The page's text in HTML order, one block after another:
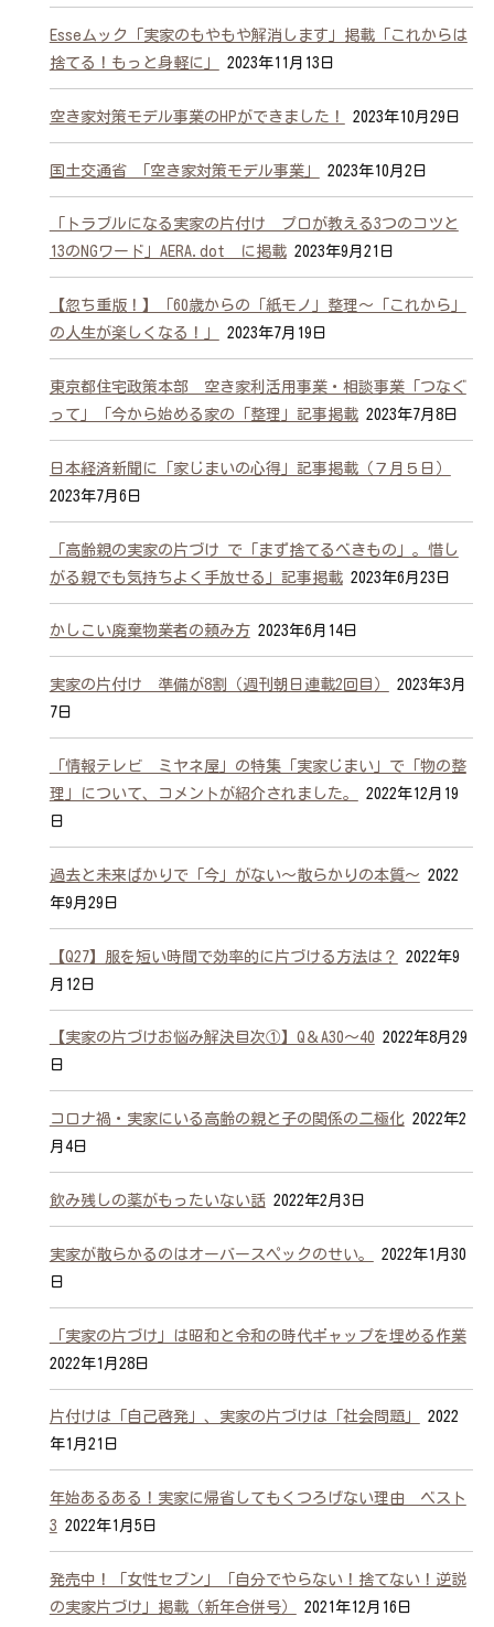
Esseムック「実家のもやもや解消します」掲載「これからは
捨てる！もっと身軽に」
2023年11月13日
空き家対策モデル事業のHPができました！ 2023年10月29日
国土交通省 「空き家対策モデル事業」 2023年10月2日
「トラブルになる実家の片付け プロが教える3つのコツと
13のNGワード」AERA.dot に掲載2023年9月21日
【忽ち重版！】「60歳からの「紙モノ」整理～「これから」
の人生が楽しくなる！」
2023年7月19日
東京都住宅政策本部 空き家利活用事業・相談事業「つなぐ
って」「今から始める家の「整理」記事掲載2023年7月8日
日本経済新聞に「家じまいの心得」記事掲載（７月５日）
2023年7月6日
「高齢親の実家の片づけ で「まず捨てるべきもの」。惜し
がる親でも気持ちよく手放せる」記事掲載2023年6月23日
かしこい廃棄物業者の頼み方2023年6月14日
実家の片付け 準備が8割（週刊朝日連載2回目）
2023年3月
7日
「情報テレビ ミヤネ屋」の特集「実家じまい」で「物の整
理」について、コメントが紹介されました。
2022年12月19
日
過去と未来ばかりで「今」がない～散らかりの本質～ 2022
年9月29日
【Q27】服を短い時間で効率的に片づける方法は？
2022年9
月12日
【実家の片づけお悩み解決目次①】Q＆A30～40 2022年8月29
日
コロナ禍・実家にいる高齢の親と子の関係の二極化2022年2
月4日
飲み残しの薬がもったいない話2022年2月3日
実家が散らかるのはオーバースペックのせい。
2022年1月30
日
「実家の片づけ」は昭和と令和の時代ギャップを埋める作業
2022年1月28日
片付けは「自己啓発」、実家の片づけは「社会問題」
2022
年1月21日
年始あるある！実家に帰省してもくつろげない理由 ベスト
3 2022年1月5日
発売中！「女性セブン」「自分でやらない！捨てない！逆説
の実家片づけ」掲載（新年合併号）
2021年12月16日